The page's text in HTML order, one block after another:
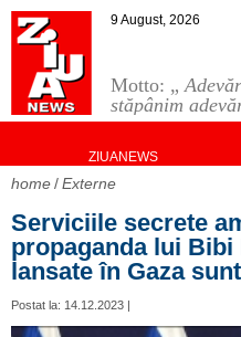
Motto: „
stăpânim
9 August, 2026
ZIUANEWS
home Externe
Serviciile secrete
propaganda lui
lansate în Gaza
Postat la: 14.12.2023 |